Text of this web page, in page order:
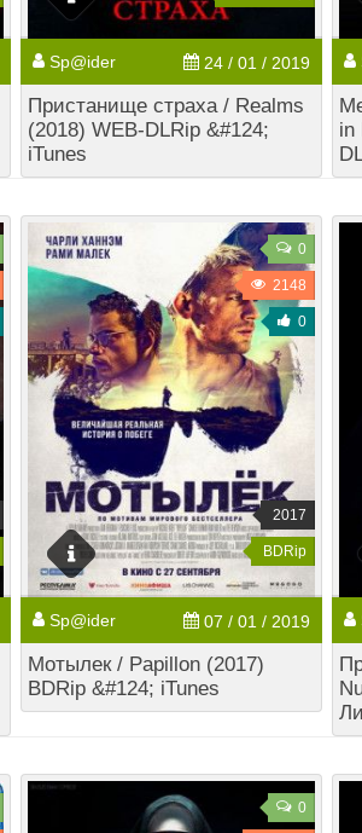
Sp@ider 24 / 01 / 2019
Пристанище страха / Realms
(2018) WEB-DLRip &#124;
iTunes
in
0
2148
0
2017
BDRip
Sp@ider 07 / 01 / 2019
Мотылек / Papillon (2017)
BDRip &#124; iTunes
0